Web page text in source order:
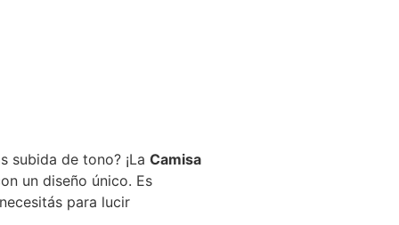
subida de tono? ¡La Camisa
un diseño único. Es
para lucir